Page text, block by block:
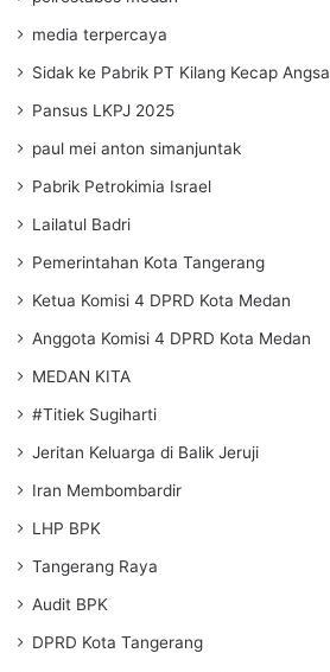
media terpercaya
Sidak ke Pabrik PT Kilang Kecap Angsa
Pansus LKPJ 2025
paul mei anton simanjuntak
Pabrik Petrokimia Israel
Lailatul Badri
Pemerintahan Kota Tangerang
Ketua Komisi 4 DPRD Kota Medan
Anggota Komisi 4 DPRD Kota Medan
MEDAN KITA
#Titiek Sugiharti
Jeritan Keluarga di Balik Jeruji
Iran Membombardir
LHP BPK
Tangerang Raya
Audit BPK
DPRD Kota Tangerang